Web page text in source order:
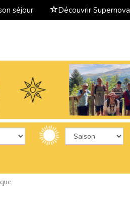
séjour Découvrir Supernova